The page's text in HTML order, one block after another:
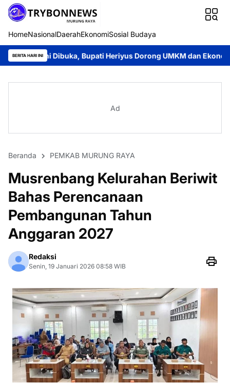
HomeNasionalDaerahEkonomiSosial Budaya
BERITA HARI INI
Bupati Heriyus Dorong UMKM dan Ekonomi Lokal
Ad
Beranda PEMKAB MURUNG RAYA
Musrenbang Kelurahan Beriwit
Bahas Perencanaan
Pembangunan Tahun
Anggaran 2027
Redaksi
Senin, 19 Januari 2026 08:58 WIB